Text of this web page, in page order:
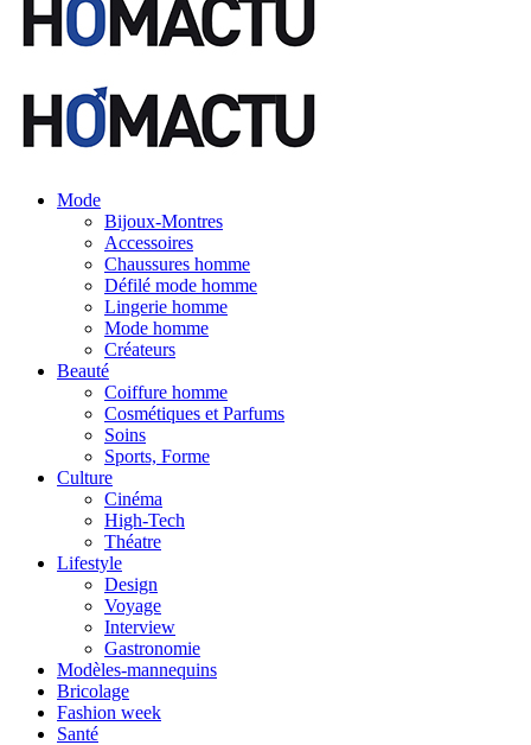
Mode
Bijoux-Montres
Accessoires
Chaussures homme
Défilé mode homme
Lingerie homme
Mode homme
Créateurs
Beauté
Coiffure homme
Cosmétiques et Parfums
Soins
Sports, Forme
Culture
Cinéma
High-Tech
Théatre
Lifestyle
Design
Voyage
Interview
Gastronomie
Modèles-mannequins
Bricolage
Fashion week
Santé